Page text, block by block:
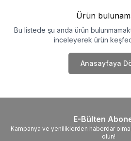
Ürün
Bu listede şu anda ürün
inceleyerek ürün
Anasayfaya
E-Bülten
Kampanya ve yeniliklerden haberdar
olun!